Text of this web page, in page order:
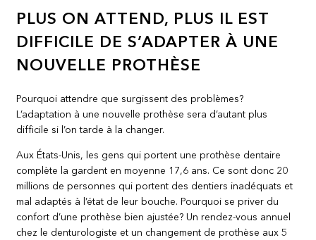
PLUS ON ATTEND, PLUS IL EST
DIFFICILE DE S’ADAPTER À UNE
NOUVELLE PROTHÈSE
Pourquoi attendre que surgissent des problèmes?
L’adaptation à une nouvelle prothèse sera d’autant plus
difficile si l’on tarde à la changer.
Aux États-Unis, les gens qui portent une prothèse dentaire
complète la gardent en moyenne 17,6 ans. Ce sont donc 20
millions de personnes qui portent des dentiers inadéquats et
mal adaptés à l’état de leur bouche. Pourquoi se priver du
confort d’une prothèse bien ajustée? Un rendez-vous annuel
chez le denturologiste et un changement de prothèse aux 5